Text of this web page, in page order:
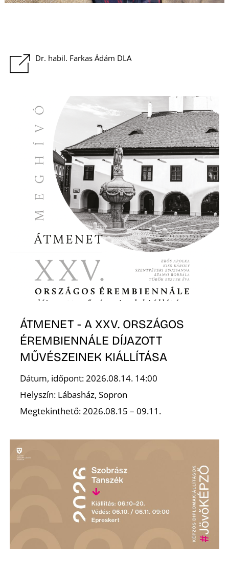
Dr. habil. Farkas Ádám DLA
ÁTMENET - A XXV. ORSZÁGOS
ÉREMBIENNÁLE DÍJAZOTT
MŰVÉSZEINEK KIÁLLÍTÁSA
Dátum, időpont: 2026.08.14. 14:00
Helyszín: Lábasház, Sopron
Megtekinthető: 2026.08.15 – 09.11.